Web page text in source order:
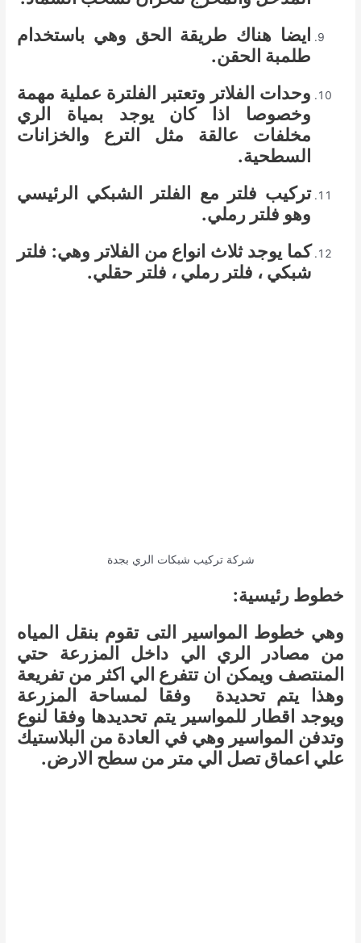
ايضا هناك طريقة الحق وهي باستخدام
طلمبة الحقن.
وحدات الفلاتر وتعتبر الفلترة عملية مهمة
وخصوصا اذا كان يوجد بمياة الري
مخلفات عالقة مثل الترع والخزانات
السطحية.
تركيب فلتر مع الفلتر الشبكي الرئيسي
وهو فلتر رملي.
كما يوجد ثلاث انواع من الفلاتر وهي: فلتر
شبكي ، فلتر رملي ، فلتر حقلي.
شركة تركيب شبكات الري بجدة
خطوط رئيسية:
وهي خطوط المواسير التى تقوم بنقل المياه
من مصادر الري الي داخل المزرعة حتي
المنتصف ويمكن ان تتفرع الي اكثر من تفريعة
وهذا يتم تحديدة وفقا لمساحة المزرعة
ويوجد اقطار للمواسير يتم تحديدها وفقا لنوع
وتدفن المواسير وهي في العادة من البلاستيك
علي اعماق تصل الي متر من سطح الارض.